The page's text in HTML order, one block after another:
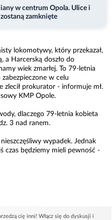
w centrum Opola. Ulice i
zamknięte
lokomotywy, który przekazał,
a Harcerską doszło do
wiek zmarłej. To 79-letnia
zabezpieczone w celu
zlecił prokurator - informuje mł.
KMP Opole.
dlaczego 79-letnia kobieta
3 nad ranem.
wypadek. Jednak
czas będziemy mieli pewność -
cię inni! Włącz się do dyskusji i